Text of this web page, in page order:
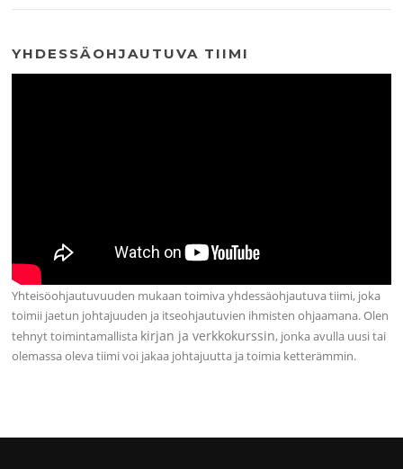
YHDESSÄOHJAUTUVA TIIMI
Yhteisöohjautuvuuden mukaan toimiva yhdessäohjautuva tiimi, joka
toimii jaetun johtajuuden ja itseohjautuvien ihmisten ohjaamana. Olen
tehnyt toimintamallista kirjan ja verkkokurssin, jonka avulla uusi tai
olemassa oleva tiimi voi jakaa johtajuutta ja toimia ketterämmin.